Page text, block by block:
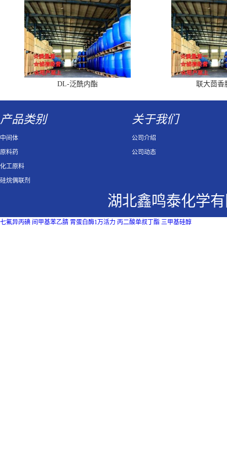
DL-泛酰内酯 联大茴香
产品类别
中间体
原料药
化工原料
硅烷偶联剂
关于我们
公司介绍
公司动态
湖北鑫鸣泰化学
七氟异丙碘 间甲基苯乙腈 胃蛋白酶1万活力 丙二酸单叔丁酯 三甲基硅醇